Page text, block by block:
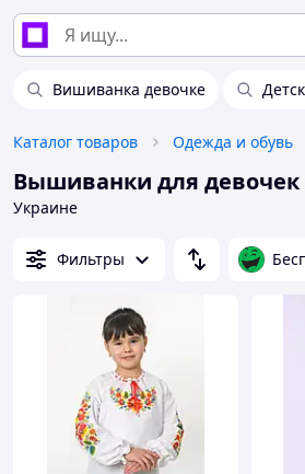
Вишиванка девочке
Каталог товаров Одежда и обувь
Вышиванки для девочек
Украине
Фильтры